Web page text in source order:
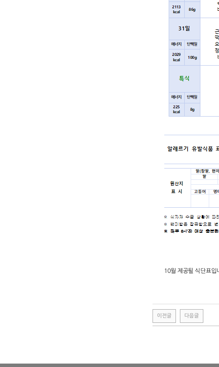
10월 제공될 식단표입
이전글 다음글